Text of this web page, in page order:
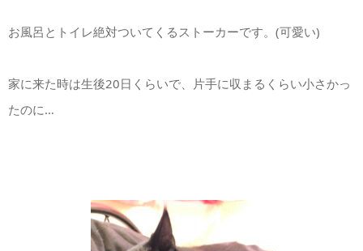
お風呂とトイレ絶対ついてくるストーカーです。(可愛い)
家に来た時は生後20日くらいで、片手に収まるくらい小さかっ
たのに…